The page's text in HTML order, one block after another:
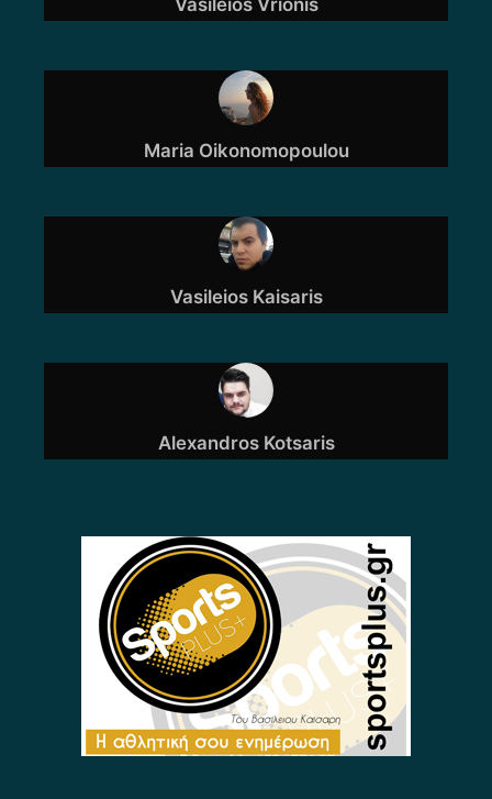
Maria Oikonomopoulou
Vasileios Kaisaris
Alexandros Kotsaris